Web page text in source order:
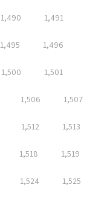
1,490 1,491
1,495 1,496
1,500 1,501
1,506 1,507
1,512 1,513
1,518 1,519
1,524 1,525